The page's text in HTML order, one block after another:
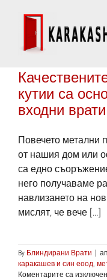
кутии са
входни врати
Повечето метални
от нашия дом или
са едно
него получаваме
навлизането на
мислят, че вече [...]
By Блиндирани Врати |
каракашев и син еоод,
Коментарите са